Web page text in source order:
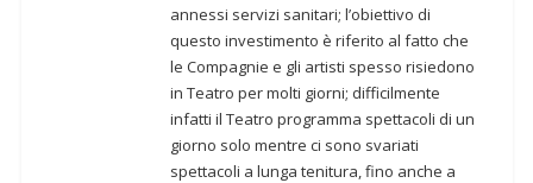
annessi servizi sanitari; l’obiettivo di
questo investimento è riferito al fatto che
le Compagnie e gli artisti spesso risiedono
in Teatro per molti giorni; difficilmente
infatti il Teatro programma spettacoli di un
giorno solo mentre ci sono svariati
spettacoli a lunga tenitura, fino anche a